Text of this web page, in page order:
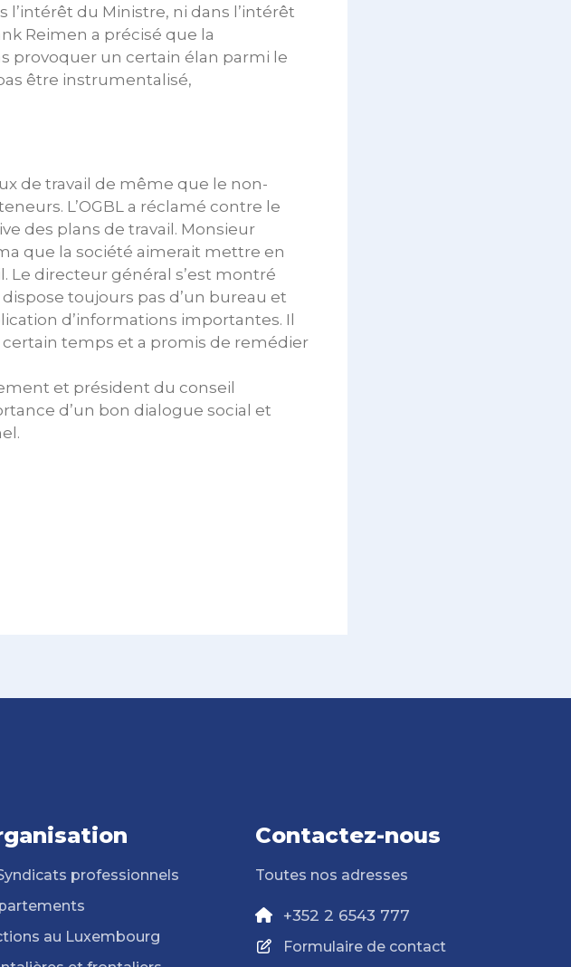
du Ministre, ni dans l’intérêt
Reimen a précisé que la
provoquer un certain élan parmi le
être instrumentalisé,
de travail de même que le non-
L’OGBL a réclamé contre le
des plans de travail. Monsieur
que la société aimerait mettre en
Le directeur général s’est montré
toujours pas d’un bureau et
d’informations importantes. Il
temps et a promis de remédier
et président du conseil
d’un bon dialogue social et
professionnels
au Luxembourg
Contactez-nous
Toutes nos adresses
+352 2 6543 777
Formulaire de contact